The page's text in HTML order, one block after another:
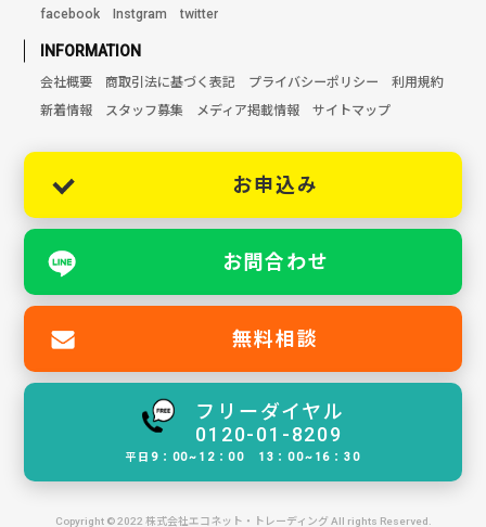
facebook
Instgram twitter
INFORMATION
会社概要 商取引法に基づく表記 プライバシーポリシー
利用規約
新着情報
スタッフ募集 メディア掲載情報 サイトマップ
お申込み
お問合わせ
無料相談
フリーダイヤル
0120-01-8209
平日9：00~12：00 13：00~16：30
Copyright © 2022 株式会社エコネット・トレーディング All rights Reserved.